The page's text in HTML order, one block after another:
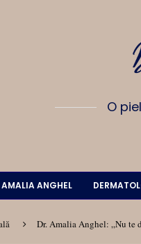
O
AMALIA ANGHEL
Dr. Amalia Anghel: „Nu te